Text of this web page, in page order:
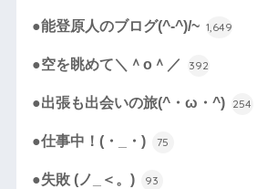
●能登原人のブログ(^-^)/~ 1,649
●空を眺めて＼＾o＾／ 392
●出張も出会いの旅(^・ω・^) 254
●仕事中！(・_・) 75
●失敗 (ノ_＜。) 93